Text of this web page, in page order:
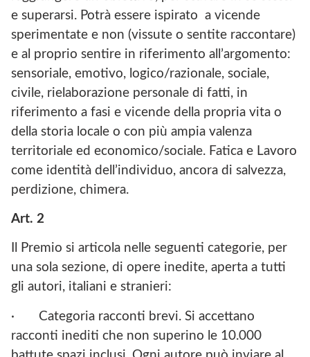
e superarsi. Potrà essere ispirato a vicende
sperimentate e non (vissute o sentite raccontare)
e al proprio sentire in riferimento all’argomento:
sensoriale, emotivo, logico/razionale, sociale,
civile, rielaborazione personale di fatti, in
riferimento a fasi e vicende della propria vita o
della storia locale o con più ampia valenza
territoriale ed economico/sociale. Fatica e Lavoro
come identità dell’individuo, ancora di salvezza,
perdizione, chimera.
Art. 2
Il Premio si articola nelle seguenti categorie, per
una sola sezione, di opere inedite, aperta a tutti
gli autori, italiani e stranieri:
· Categoria racconti brevi. Si accettano
racconti inediti che non superino le 10.000